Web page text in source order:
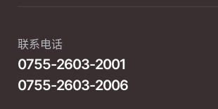
联系电话
0755-2603-2001
0755-2603-2006